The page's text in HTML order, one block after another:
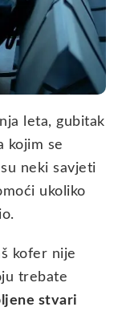
leta, gubitak
kojim se
neki savjeti
ukoliko
kofer nije
trebate
stvari